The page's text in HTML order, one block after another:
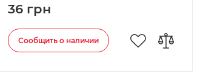
36 грн
Сообщить о наличии